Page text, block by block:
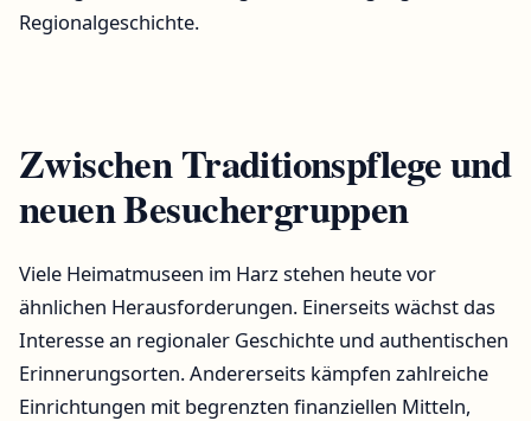
Regionalgeschichte.
Zwischen Traditionspflege und
neuen Besuchergruppen
Viele Heimatmuseen im Harz stehen heute vor
ähnlichen Herausforderungen. Einerseits wächst das
Interesse an regionaler Geschichte und authentischen
Erinnerungsorten. Andererseits kämpfen zahlreiche
Einrichtungen mit begrenzten finanziellen Mitteln,